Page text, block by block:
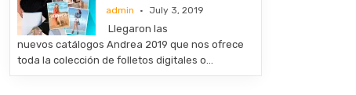
admin July 3, 2019
Llegaron las
nuevos catálogos Andrea 2019 que nos ofrece
toda la colección de folletos digitales o…